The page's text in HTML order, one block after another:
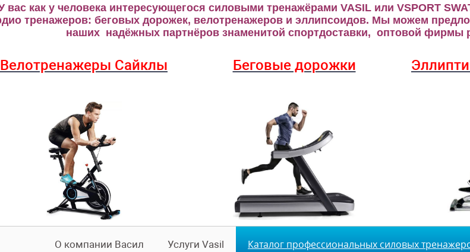
вас как у человека интересующегося силовыми тренажёрами VASIL или VSPORT
тренажеров: беговых дорожек, велотренажеров и эллипсоидов. Мы можем
наших надёжных партнёров знаменитой спортдоставки, оптовой фирмы
Велотренажеры Сайклы Беговые дорожки
О компании Васил Услуги Vasil Каталог профессиональных силовых